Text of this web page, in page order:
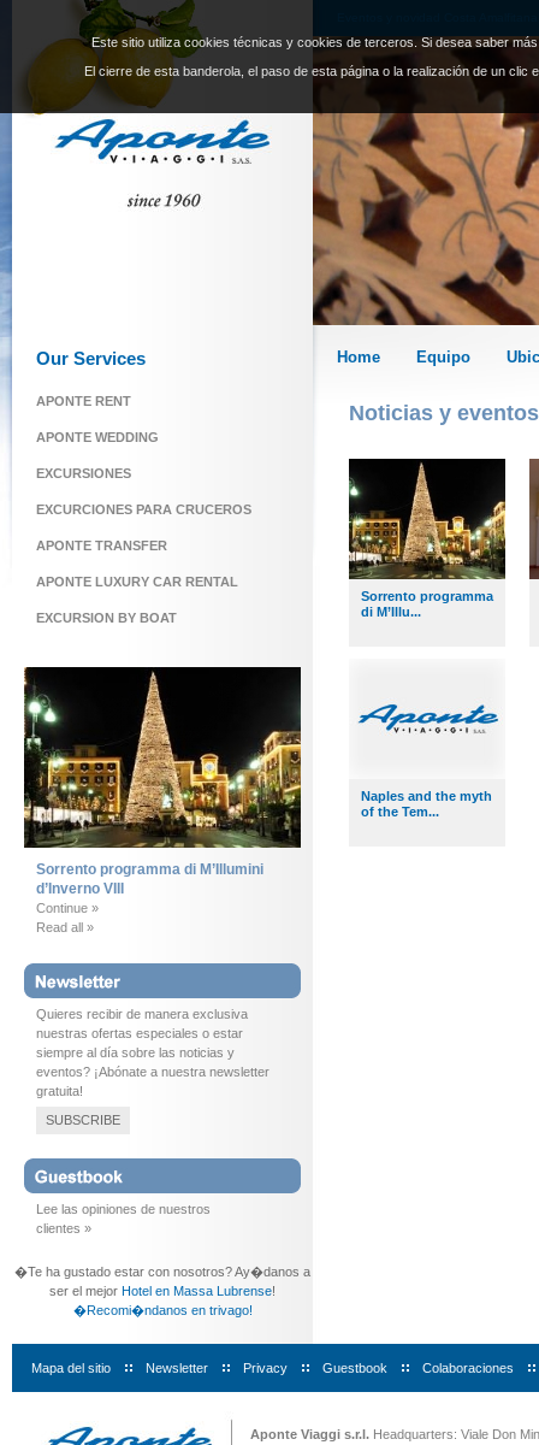
Este sitio utiliza cookies técnicas y cookies de terceros. Si desea saber
El cierre de esta banderola, el paso de esta página o la realización de un
Home Equipo
Noticias y eventos
Sorrento programma
di M’Illu...
Naples and the myth
of the Tem...
Our Services
APONTE RENT
APONTE WEDDING
EXCURSIONES
EXCURCIONES PARA CRUCEROS
APONTE TRANSFER
APONTE LUXURY CAR RENTAL
EXCURSION BY BOAT
Sorrento programma di M’Illumini
d’Inverno VIII
Continue »
Read all »
Quieres recibir de manera exclusiva
nuestras ofertas especiales o estar
siempre al día sobre las noticias y
eventos? ¡Abónate a nuestra newsletter
gratuita!
SUBSCRIBE
Lee las opiniones de nuestros
clientes »
�Te ha gustado estar con nosotros? Ay�danos a
ser el mejor Hotel en Massa Lubrense!
�Recomi�ndanos en trivago!
Mapa del sitio Newsletter Privacy Guestbook Colaboraciones
Aponte Viaggi s.r.l. Headquarters: Viale Don